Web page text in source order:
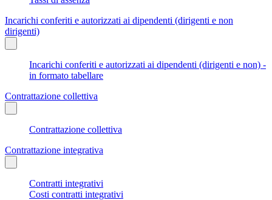
Incarichi conferiti e autorizzati ai dipendenti (dirigenti e non
dirigenti)
Incarichi conferiti e autorizzati ai dipendenti (dirigenti e non) -
in formato tabellare
Contrattazione collettiva
Contrattazione collettiva
Contrattazione integrativa
Contratti integrativi
Costi contratti integrativi